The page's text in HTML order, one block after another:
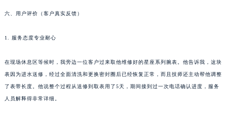
六、用户评价（客户真实反馈）
1. 服务态度专业耐心
在现场休息区等候时，我旁边一位客户过来取他维修好的星座系列腕表。他告诉我，这块
表因为进水送修，经过全面清洗和更换密封圈后已经恢复正常，而且技师还主动帮他调整
了表带长度。他说整个过程从送修到取表用了5天，期间接到过一次电话确认进度，服务
人员解释得非常详细。